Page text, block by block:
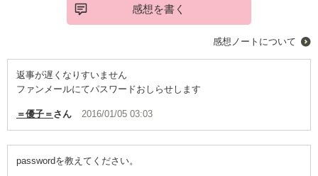
感想を書く
感想ノートについて
返事が遅くなりすいません
ファンメールにてパスワードおしらせします
＝優子＝ さん 2016/01/05 03:03
passwordを教えてください。